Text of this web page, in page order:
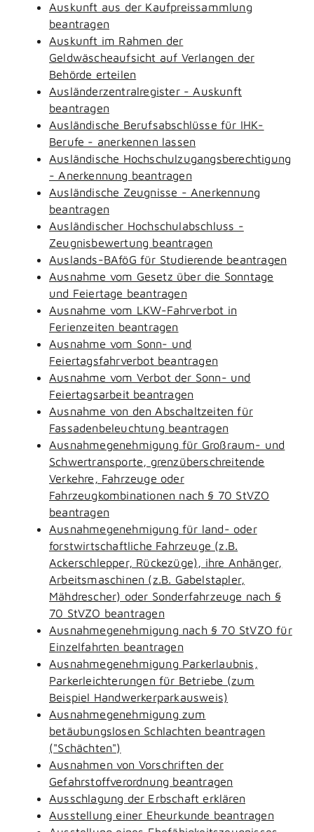
Auskunft aus der Kaufpreissammlung
beantragen
Auskunft im Rahmen der
Geldwäscheaufsicht auf Verlangen der
Behörde erteilen
Ausländerzentralregister - Auskunft
beantragen
Ausländische Berufsabschlüsse für IHK-
Berufe - anerkennen lassen
Ausländische Hochschulzugangsberechtigung
- Anerkennung beantragen
Ausländische Zeugnisse - Anerkennung
beantragen
Ausländischer Hochschulabschluss -
Zeugnisbewertung beantragen
Auslands-BAföG für Studierende beantragen
Ausnahme vom Gesetz über die Sonntage
und Feiertage beantragen
Ausnahme vom LKW-Fahrverbot in
Ferienzeiten beantragen
Ausnahme vom Sonn- und
Feiertagsfahrverbot beantragen
Ausnahme vom Verbot der Sonn- und
Feiertagsarbeit beantragen
Ausnahme von den Abschaltzeiten für
Fassadenbeleuchtung beantragen
Ausnahmegenehmigung für Großraum- und
Schwertransporte, grenzüberschreitende
Verkehre, Fahrzeuge oder
Fahrzeugkombinationen nach § 70 StVZO
beantragen
Ausnahmegenehmigung für land- oder
forstwirtschaftliche Fahrzeuge (z.B.
Ackerschlepper, Rückezüge), ihre Anhänger,
Arbeitsmaschinen (z.B. Gabelstapler,
Mähdrescher) oder Sonderfahrzeuge nach §
70 StVZO beantragen
Ausnahmegenehmigung nach § 70 StVZO für
Einzelfahrten beantragen
Ausnahmegenehmigung Parkerlaubnis,
Parkerleichterungen für Betriebe (zum
Beispiel Handwerkerparkausweis)
Ausnahmegenehmigung zum
betäubungslosen Schlachten beantragen
("Schächten")
Ausnahmen von Vorschriften der
Gefahrstoffverordnung beantragen
Ausschlagung der Erbschaft erklären
Ausstellung einer Eheurkunde beantragen